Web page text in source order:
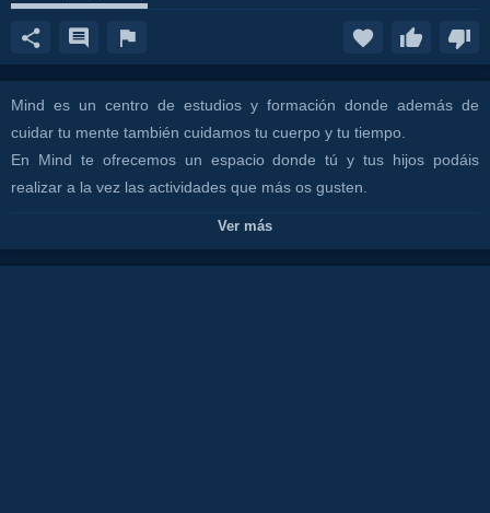
Mind es un centro de estudios y formación donde además de
cuidar tu mente también cuidamos tu cuerpo y tu tiempo.
En Mind te ofrecemos un espacio donde tú y tus hijos podáis
realizar a la vez las actividades que más os gusten.
disfrutar con tu clase de yoga, mejorando tu inglés o aprendiendo
Ver más